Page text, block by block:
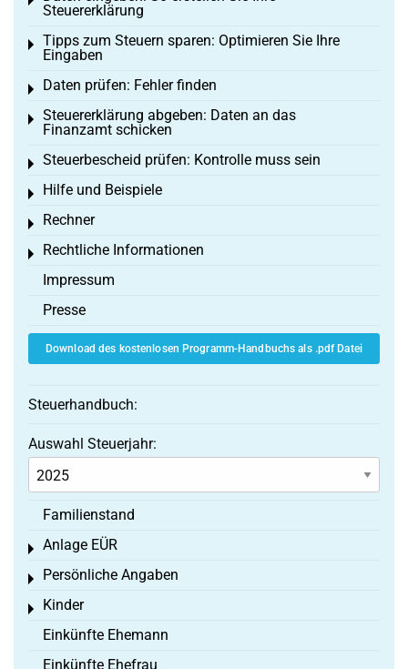
Steuererklärung
Tipps zum Steuern sparen: Optimieren Sie Ihre
Eingaben
Toggle menu
Daten prüfen: Fehler finden
Toggle menu
Steuererklärung abgeben: Daten an das
Finanzamt schicken
Toggle menu
Steuerbescheid prüfen: Kontrolle muss sein
Toggle menu
Hilfe und Beispiele
Toggle menu
Rechner
Toggle menu
Rechtliche Informationen
Toggle menu
Impressum
Presse
Download des kostenlosen Programm-Handbuchs als .pdf Datei
Steuerhandbuch:
Auswahl Steuerjahr:
Familienstand
Anlage EÜR
Toggle menu
Persönliche Angaben
Toggle menu
Kinder
Toggle menu
Einkünfte Ehemann
Einkünfte Ehefrau